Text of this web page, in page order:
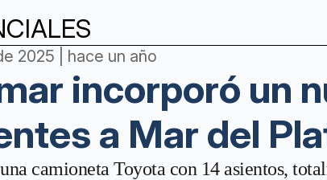
2025 | hace un año
incorporó un
a Mar del
camioneta Toyota con 14 asientos,